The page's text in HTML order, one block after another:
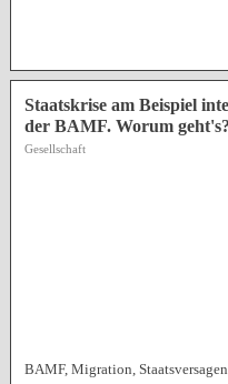
Staatskrise am Beispiel
der BAMF. Worum geht's?
Gesellschaft
BAMF, Migration,